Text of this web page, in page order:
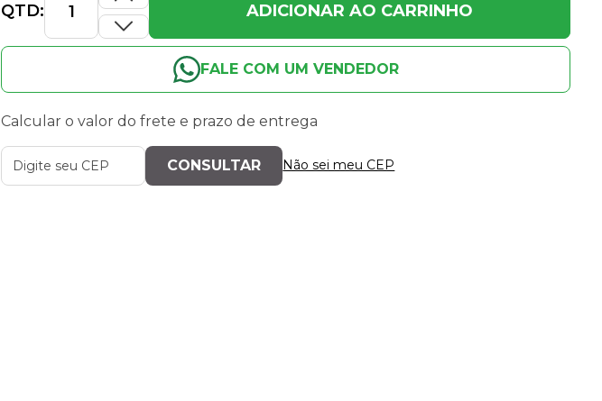
QTD: ADICIONAR AO CARRINHO
FALE COM UM VENDEDOR
Calcular o valor do frete e prazo de entrega
Não sei meu CEP